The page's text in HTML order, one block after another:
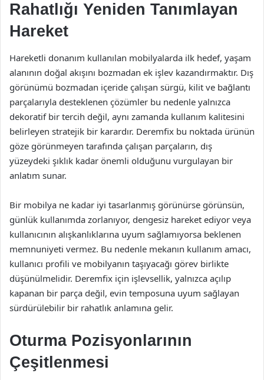
Rahatlığı Yeniden Tanımlayan
Hareket
Hareketli donanım kullanılan mobilyalarda ilk hedef, yaşam
alanının doğal akışını bozmadan ek işlev kazandırmaktır. Dış
görünümü bozmadan içeride çalışan sürgü, kilit ve bağlantı
parçalarıyla desteklenen çözümler bu nedenle yalnızca
dekoratif bir tercih değil, aynı zamanda kullanım kalitesini
belirleyen stratejik bir karardır. Deremfix bu noktada ürünün
göze görünmeyen tarafında çalışan parçaların, dış
yüzeydeki şıklık kadar önemli olduğunu vurgulayan bir
anlatım sunar.
Bir mobilya ne kadar iyi tasarlanmış görünürse görünsün,
günlük kullanımda zorlanıyor, dengesiz hareket ediyor veya
kullanıcının alışkanlıklarına uyum sağlamıyorsa beklenen
memnuniyeti vermez. Bu nedenle mekanın kullanım amacı,
kullanıcı profili ve mobilyanın taşıyacağı görev birlikte
düşünülmelidir. Deremfix için işlevsellik, yalnızca açılıp
kapanan bir parça değil, evin temposuna uyum sağlayan
sürdürülebilir bir rahatlık anlamına gelir.
Oturma Pozisyonlarının
Çeşitlenmesi